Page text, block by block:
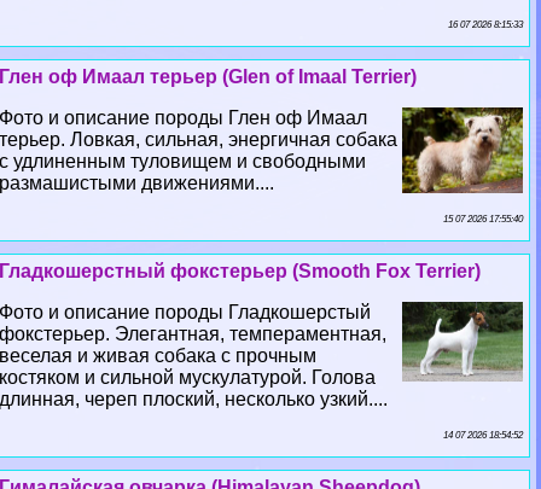
16 07 2026 8:15:33
Глен оф Имаал терьер (Glen of Imaal Terrier)
Фото и описание породы Глен оф Имаал
терьер. Ловкая, сильная, энергичная собака
с удлиненным туловищем и свободными
размашистыми движениями....
15 07 2026 17:55:40
Гладкошерстный фокстерьер (Smooth Fox Terrier)
Фото и описание породы Гладкошерстый
фокстерьер. Элегантная, темпераментная,
веселая и живая собака с прочным
костяком и сильной мускулатурой. Голова
длинная, череп плоский, несколько узкий....
14 07 2026 18:54:52